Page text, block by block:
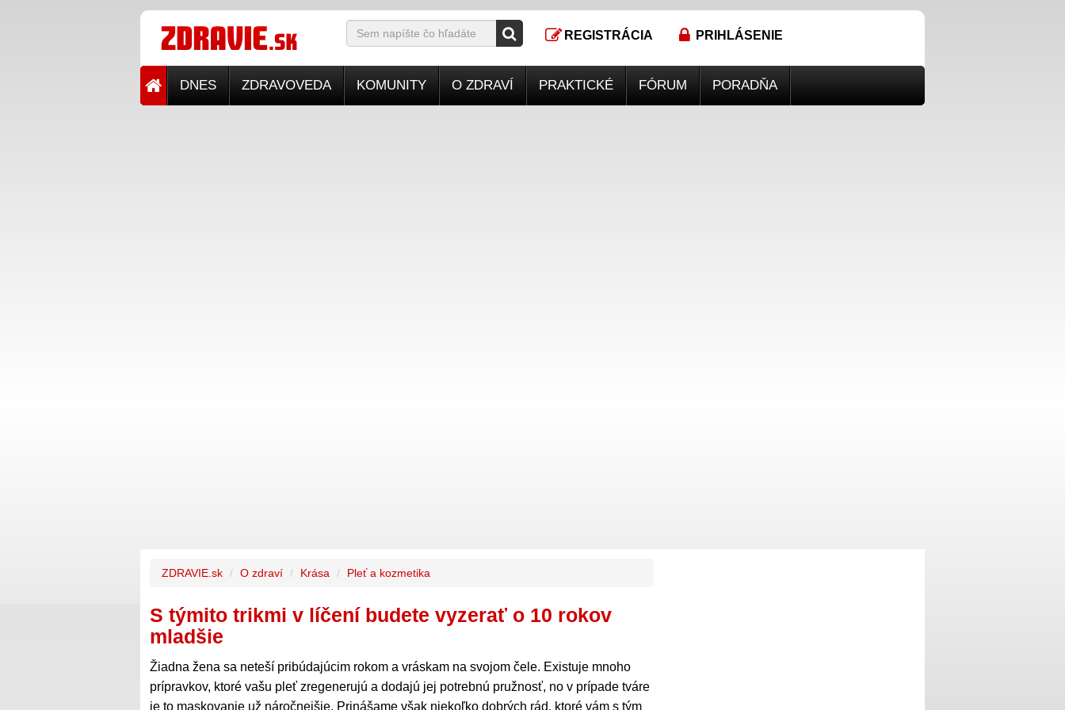
REGISTRÁCIA PRIHLÁSENIE
DNES ZDRAVOVEDA KOMUNITY O ZDRAVÍ PRAKTICKÉ FÓRUM PORADŇA
ZDRAVIE.sk O zdraví Krása Pleť a kozmetika
S týmito trikmi v líčení budete vyzerať o 10 rokov
mladšie
Žiadna žena sa neteší pribúdajúcim rokom a vráskam na svojom čele. Existuje mnoho
prípravkov, ktoré vašu pleť zregenerujú a dodajú jej potrebnú pružnosť, no v prípade tváre
je to maskovanie už náročnejšie. Prinášame však niekoľko dobrých rád, ktoré vám s tým